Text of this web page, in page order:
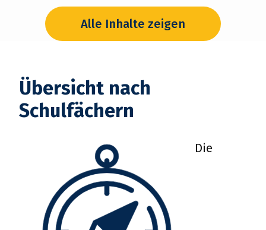
lernen?
Alle Inhalte zeigen
Übersicht nach
Schulfächern
Die